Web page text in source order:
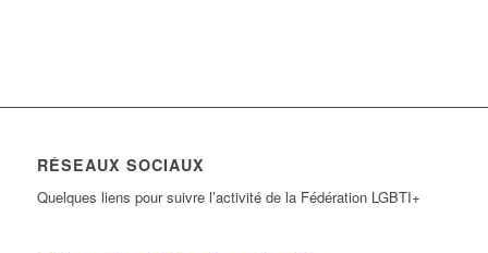
RÉSEAUX SOCIAUX
Quelques liens pour suivre l’activité de la Fédération LGBTI+